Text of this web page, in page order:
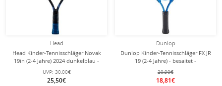
Head
Head Kinder-Tennisschläger Novak
19in (2-4 Jahre) 2024 dunkelblau -
besaitet -
UVP: 30,00€
25,50€
Dunlop
Dunlop Kinder-Tennisschläger FX JR
19 (2-4 Jahre) - besaitet -
20,90€
18,81€